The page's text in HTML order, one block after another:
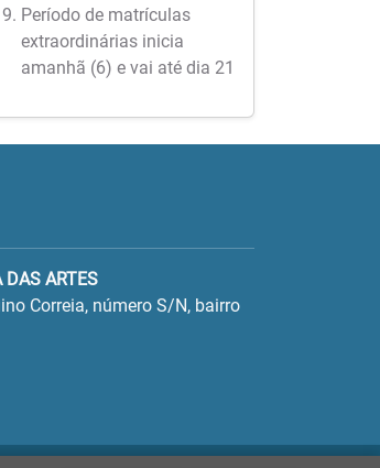
Período de matrículas
extraordinárias inicia
amanhã (6) e vai até dia 21
DAS ARTES
Correia, número S/N, bairro